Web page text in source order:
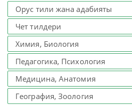
Орус тили жана адабияты
Чет тилдери
Химия, Биология
Педагогика, Психология
Медицина, Анатомия
География, Зоология